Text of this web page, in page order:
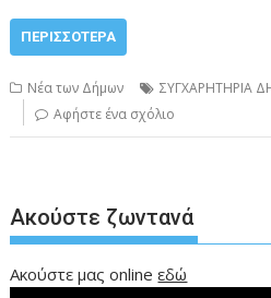
ΠΕΡΙΣΣΌΤΕΡΑ
Νέα των Δήμων
ΣΥΓΧΑΡΗΤΗΡΙΑ
Αφήστε ένα σχόλιο
Ακούστε ζωντανά
Ακούστε μας onlineεδώ